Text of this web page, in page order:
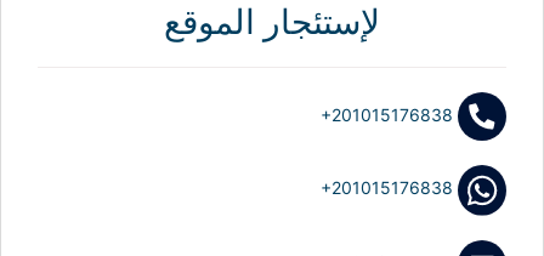
لإستئجار الموقع
+201015176838
+201015176838